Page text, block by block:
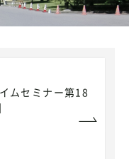
ムセミナー第18